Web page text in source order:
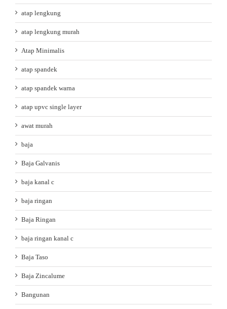
atap lengkung
atap lengkung murah
Atap Minimalis
atap spandek
atap spandek warna
atap upvc single layer
awat murah
baja
Baja Galvanis
baja kanal c
baja ringan
Baja Ringan
baja ringan kanal c
Baja Taso
Baja Zincalume
Bangunan